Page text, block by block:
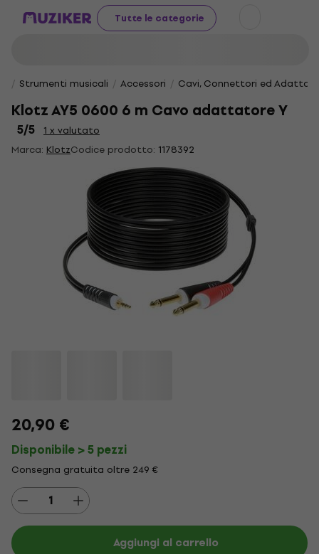
Tutte le categorie
Strumenti musicali Accessori Cavi, Connettori ed
Klotz AY5 0600 6 m Cavo adattatore Y
5/5
1 x valutato
Marca: KlotzCodice prodotto: 1178392
20,90 €
Disponibile > 5 pezzi
Consegna gratuita oltre 249 €
Aggiungi al carrello